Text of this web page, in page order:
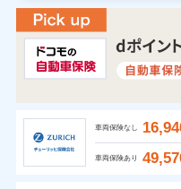
車両保険なし
車両保険あり